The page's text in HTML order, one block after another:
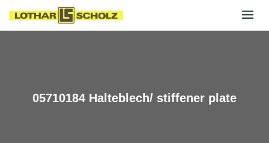
05710184 Halteblech/ stiffener plate